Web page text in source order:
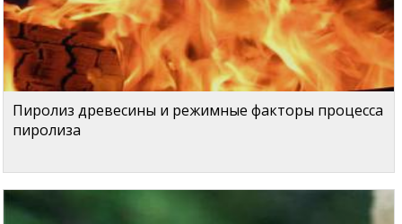
Пиролиз древесины и режимные факторы процесса
пиролиза